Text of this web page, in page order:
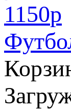
1150p